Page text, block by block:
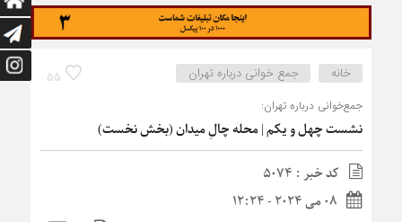
55 خانه جمع‌ خوانی درباره تهران
جمع‌خوانی درباره تهران:
نشست چهل و یکم | محله چالِ میدان (بخش نخست)
کد خبر : 5074
08 می 2024 - 12:24